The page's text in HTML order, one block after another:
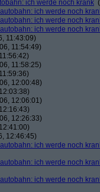
ich werde noch krank (
ich werde noch
ich werde noch
ich werde noch
11:43:09)
11:54:49)
11:58:25)
12:00:48)
12:06:01)
12:26:33)
12:46:45)
ich werde noch
ich werde noch
ich werde noch